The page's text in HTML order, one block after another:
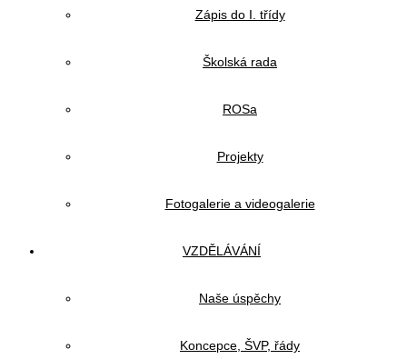
Zápis do I. třídy
Školská rada
ROSa
Projekty
Fotogalerie a videogalerie
VZDĚLÁVÁNÍ
Naše úspěchy
Koncepce, ŠVP, řády